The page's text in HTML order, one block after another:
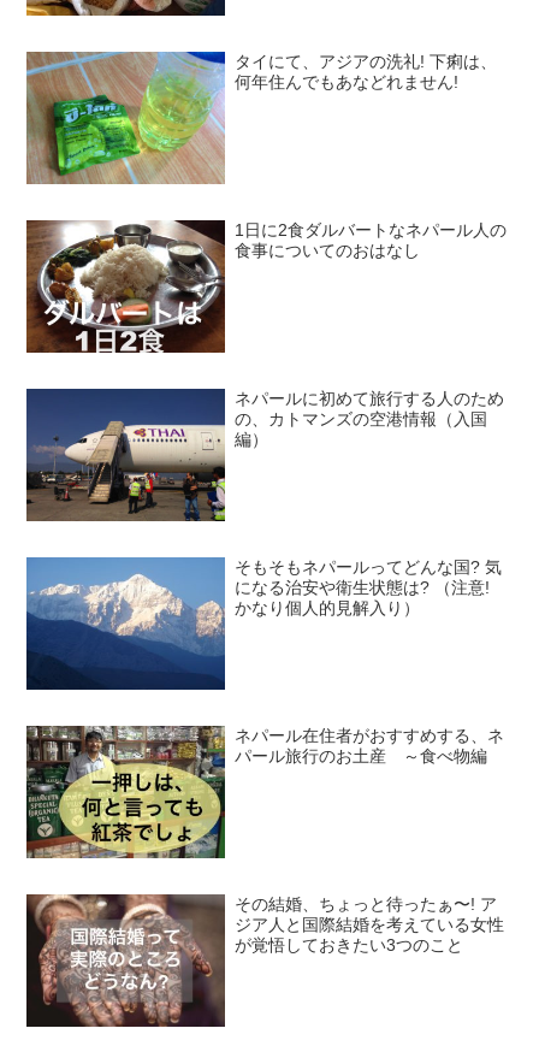
タイにて、アジアの洗礼! 下痢は、
何年住んでもあなどれません!
1日に2食ダルバートなネパール人の
食事についてのおはなし
ネパールに初めて旅行する人のため
の、カトマンズの空港情報（入国
編）
そもそもネパールってどんな国? 気
になる治安や衛生状態は? （注意!
かなり個人的見解入り）
ネパール在住者がおすすめする、ネ
パール旅行のお土産 ～食べ物編
その結婚、ちょっと待ったぁ〜! ア
ジア人と国際結婚を考えている女性
が覚悟しておきたい3つのこと